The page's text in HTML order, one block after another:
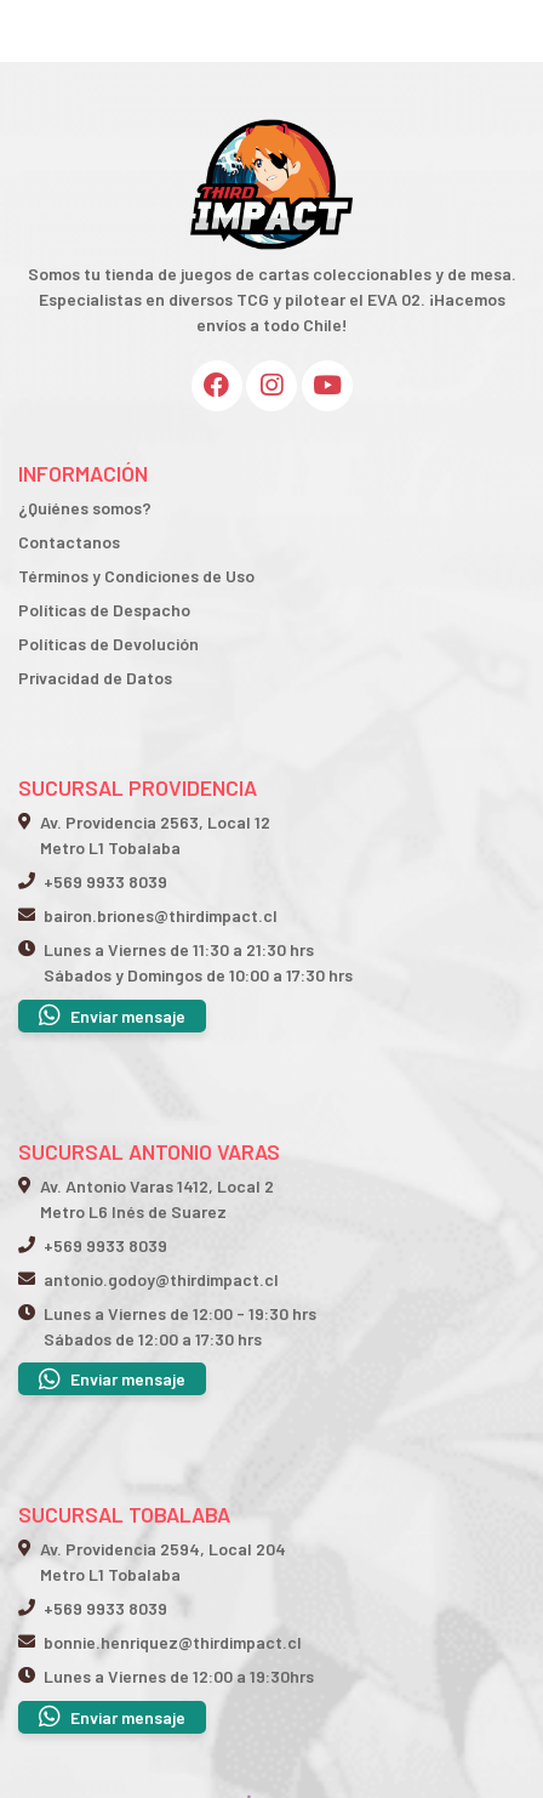
Somos tu tienda de juegos de cartas coleccionables y de mesa.
Especialistas en diversos TCG y pilotear el EVA 02. ¡Hacemos
envíos a todo Chile!
INFORMACIÓN
¿Quiénes somos?
Contactanos
Términos y Condiciones de Uso
Políticas de Despacho
Políticas de Devolución
Privacidad de Datos
SUCURSAL PROVIDENCIA
Av. Providencia 2563, Local 12
Metro L1 Tobalaba
+569 9933 8039
bairon.briones@thirdimpact.cl
Lunes a Viernes de 11:30 a 21:30 hrs
Sábados y Domingos de 10:00 a 17:30 hrs
Enviar mensaje
SUCURSAL ANTONIO VARAS
Av. Antonio Varas 1412, Local 2
Metro L6 Inés de Suarez
+569 9933 8039
antonio.godoy@thirdimpact.cl
Lunes a Viernes de 12:00 - 19:30 hrs
Sábados de 12:00 a 17:30 hrs
Enviar mensaje
SUCURSAL TOBALABA
Av. Providencia 2594, Local 204
Metro L1 Tobalaba
+569 9933 8039
bonnie.henriquez@thirdimpact.cl
Lunes a Viernes de 12:00 a 19:30hrs
Enviar mensaje